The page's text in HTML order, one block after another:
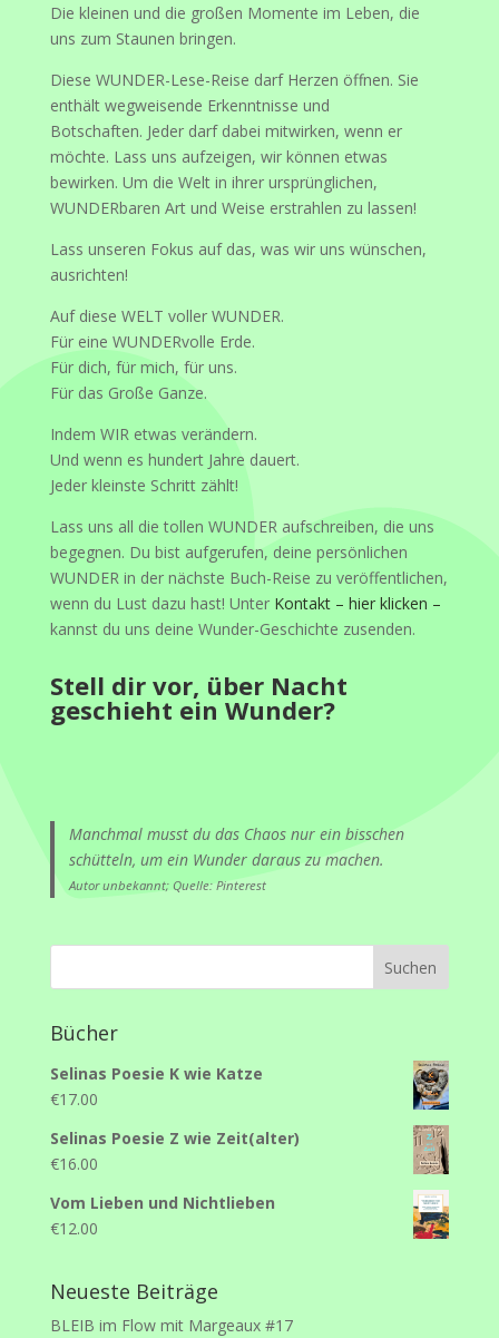
Die kleinen und die großen Momente im Leben, die
uns zum Staunen bringen.
Diese WUNDER-Lese-Reise darf Herzen öffnen. Sie
enthält wegweisende Erkenntnisse und
Botschaften. Jeder darf dabei mitwirken, wenn er
möchte. Lass uns aufzeigen, wir können etwas
bewirken. Um die Welt in ihrer ursprünglichen,
WUNDERbaren Art und Weise erstrahlen zu lassen!
Lass unseren Fokus auf das, was wir uns wünschen,
ausrichten!
Auf diese WELT voller WUNDER.
Für eine WUNDERvolle Erde.
Für dich, für mich, für uns.
Für das Große Ganze.
Indem WIR etwas verändern.
Und wenn es hundert Jahre dauert.
Jeder kleinste Schritt zählt!
Lass uns all die tollen WUNDER aufschreiben, die uns
begegnen. Du bist aufgerufen, deine persönlichen
WUNDER in der nächste Buch-Reise zu veröffentlichen,
wenn du Lust dazu hast! Unter Kontakt – hier klicken –
kannst du uns deine Wunder-Geschichte zusenden.
Stell dir vor, über Nacht
geschieht ein Wunder?
Manchmal musst du das Chaos nur ein bisschen
schütteln, um ein Wunder daraus zu machen.
Autor unbekannt; Quelle: Pinterest
Bücher
Selinas Poesie K wie Katze
€17.00
Selinas Poesie Z wie Zeit(alter)
€16.00
Vom Lieben und Nichtlieben
€12.00
Neueste Beiträge
BLEIB im Flow mit Margeaux #17